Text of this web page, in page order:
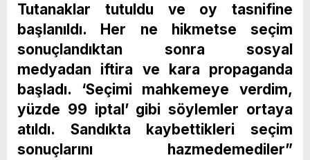
Tutanaklar tutuldu ve oy tasnifine
başlanıldı. Her ne hikmetse seçim
sonuçlandıktan sonra sosyal
medyadan iftira ve kara propaganda
başladı. ‘Seçimi mahkemeye verdim,
yüzde 99 iptal’ gibi söylemler ortaya
atıldı. Sandıkta kaybettikleri seçim
sonuçlarını hazmedemediler”